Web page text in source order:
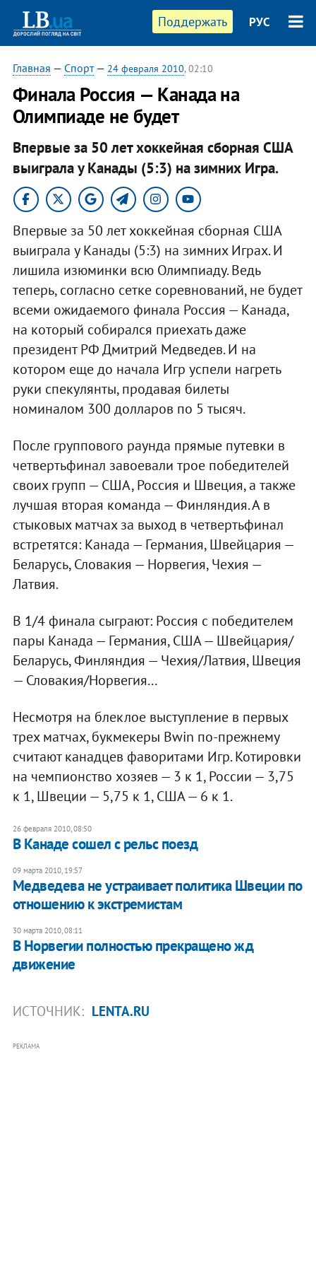
Поддержать РУС
Главная — Спорт— 24 февраля 2010, 02:10
Финала Россия — Канада на
Олимпиаде не будет
Впервые за 50 лет хоккейная сборная США
выиграла у Канады (5:3) на зимних Игра.
Впервые за 50 лет хоккейная сборная США
выиграла у Канады (5:3) на зимних Играх. И
лишила изюминки всю Олимпиаду. Ведь
теперь, согласно сетке соревнований, не будет
всеми ожидаемого финала Россия — Канада,
на который собирался приехать даже
президент РФ Дмитрий Медведев. И на
котором еще до начала Игр успели нагреть
руки спекулянты, продавая билеты
номиналом 300 долларов по 5 тысяч.
После группового раунда прямые путевки в
четвертьфинал завоевали трое победителей
своих групп — США, Россия и Швеция, а также
лучшая вторая команда — Финляндия. А в
стыковых матчах за выход в четвертьфинал
встретятся: Канада — Германия, Швейцария —
Беларусь, Словакия — Норвегия, Чехия —
Латвия.
В 1/4 финала сыграют: Россия с победителем
пары Канада — Германия, США — Швейцария/
Беларусь, Финляндия — Чехия/Латвия, Швеция
— Словакия/Норвегия...
Несмотря на блеклое выступление в первых
трех матчах, букмекеры Bwin по-прежнему
считают канадцев фаворитами Игр. Котировки
на чемпионство хозяев — 3 к 1, России — 3,75
к 1, Швеции — 5,75 к 1, США — 6 к 1.
26 февраля 2010, 08:50
В Канаде сошел с рельс поезд
09 марта 2010, 19:57
Медведева не устраивает политика Швеции по
отношению к экстремистам
30 марта 2010, 08:11
В Норвегии полностью прекращено жд
движение
ИСТОЧНИК: LENTA.RU
РЕКЛАМА